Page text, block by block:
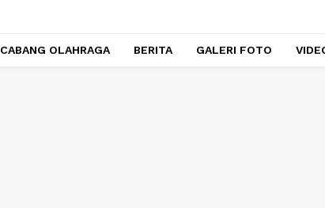
CABANG OLAHRAGA BERITA GALERI FOTO